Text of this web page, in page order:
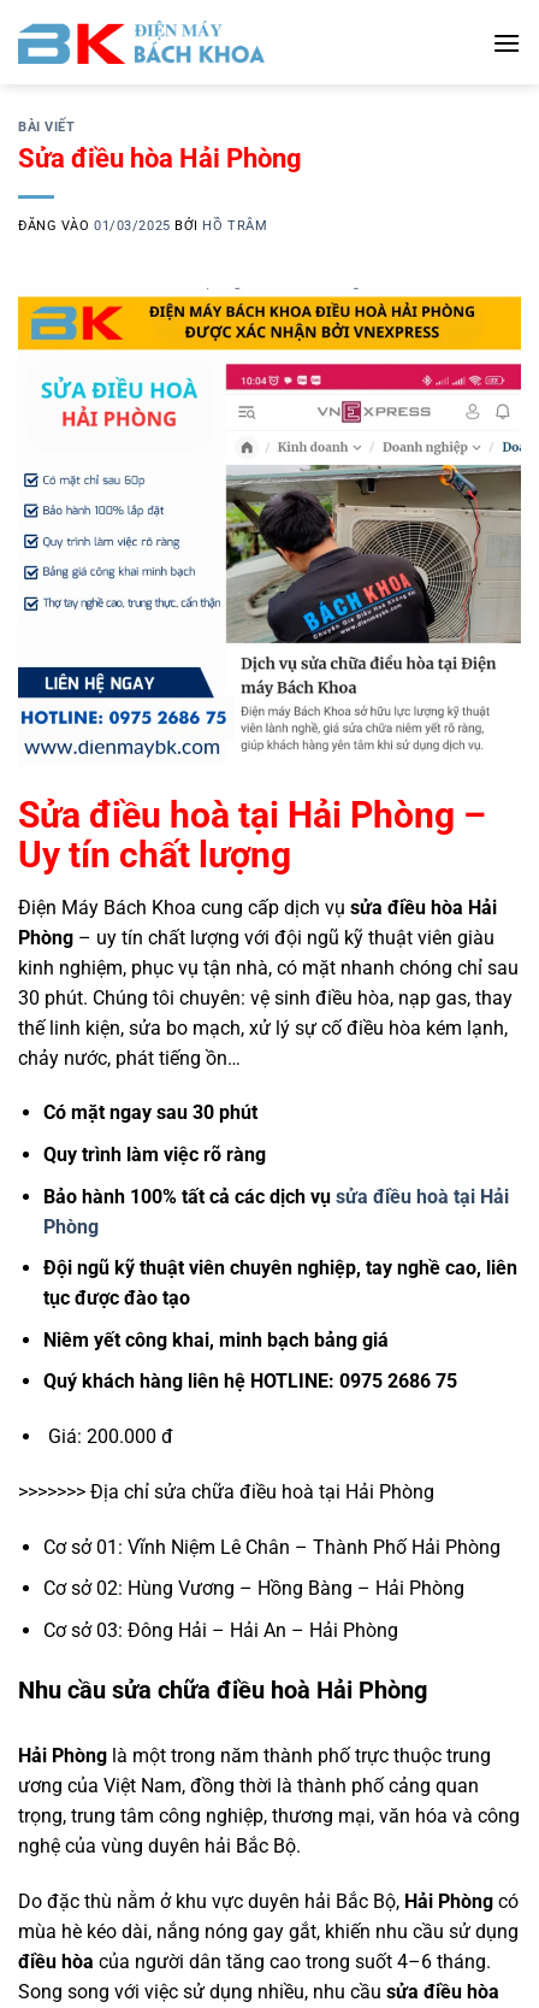
qua
BÀI VIẾT
Sửa điều hòa Hải Phòng
ĐĂNG VÀO01/03/2025 BỞI HỒ TRÂM
Sửa điều hoà tại Hải Phòng –
Uy tín chất lượng
Điện Máy Bách Khoa cung cấp dịch vụ sửa điều hòa Hải
Phòng – uy tín chất lượng với đội ngũ kỹ thuật viên giàu
kinh nghiệm, phục vụ tận nhà, có mặt nhanh chóng chỉ sau
30 phút. Chúng tôi chuyên: vệ sinh điều hòa, nạp gas, thay
thế linh kiện, sửa bo mạch, xử lý sự cố điều hòa kém lạnh,
chảy nước, phát tiếng ồn…
Có mặt ngay sau 30 phút
Quy trình làm việc rõ ràng
Bảo hành 100% tất cả các dịch vụ sửa điều hoà tại Hải
Phòng
Đội ngũ kỹ thuật viên chuyên nghiệp, tay nghề cao, liên
tục được đào tạo
Niêm yết công khai, minh bạch bảng giá
Quý khách hàng liên hệ HOTLINE: 0975 2686 75
Giá: 200.000 đ
>>>>>>> Địa chỉ sửa chữa điều hoà tại Hải Phòng
Cơ sở 01: Vĩnh Niệm Lê Chân – Thành Phố Hải Phòng
Cơ sở 02: Hùng Vương – Hồng Bàng – Hải Phòng
Cơ sở 03: Đông Hải – Hải An – Hải Phòng
Nhu cầu sửa chữa điều hoà Hải Phòng
Hải Phòng là một trong năm thành phố trực thuộc trung
ương của Việt Nam, đồng thời là thành phố cảng quan
trọng, trung tâm công nghiệp, thương mại, văn hóa và công
nghệ của vùng duyên hải Bắc Bộ.
Do đặc thù nằm ở khu vực duyên hải Bắc Bộ, Hải Phòng có
mùa hè kéo dài, nắng nóng gay gắt, khiến nhu cầu sử dụng
điều hòa của người dân tăng cao trong suốt 4–6 tháng.
Song song với việc sử dụng nhiều, nhu cầu sửa điều hòa